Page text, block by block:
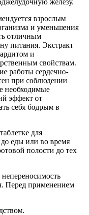
взрослым
и уменьшения
отличным
питания. Экстракт
и
свойствам.
работы сердечно-
при соблюдении
необходимые
эффект от
себя бодрым в
для
еды или во время
полости до тех
Перед применением